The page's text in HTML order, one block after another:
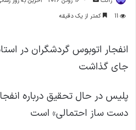
ایمیل
11
کمتر از یک دقیقه
جای گذاشت
پلیس در حال تحقیق درباره
دست ساز احتمالی» است